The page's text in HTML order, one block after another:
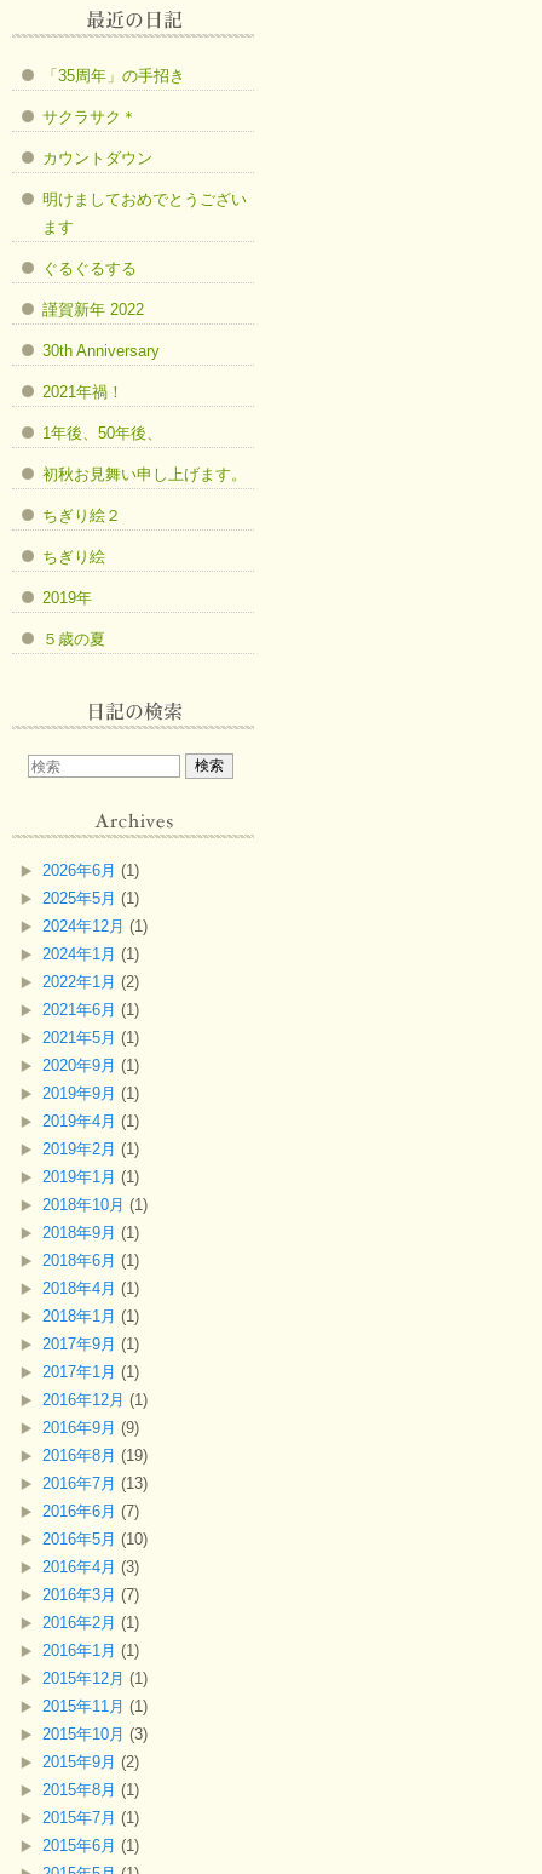
「35周年」の手招き
サクラサク＊
カウントダウン
明けましておめでとうござい
ます
ぐるぐるする
謹賀新年 2022
30th Anniversary
2021年禍！
1年後、50年後、
初秋お見舞い申し上げます。
ちぎり絵２
ちぎり絵
2019年
５歳の夏
2026年6月 (1)
2025年5月 (1)
2024年12月 (1)
2024年1月 (1)
2022年1月 (2)
2021年6月 (1)
2021年5月 (1)
2020年9月 (1)
2019年9月 (1)
2019年4月 (1)
2019年2月 (1)
2019年1月 (1)
2018年10月 (1)
2018年9月 (1)
2018年6月 (1)
2018年4月 (1)
2018年1月 (1)
2017年9月 (1)
2017年1月 (1)
2016年12月 (1)
2016年9月 (9)
2016年8月 (19)
2016年7月 (13)
2016年6月 (7)
2016年5月 (10)
2016年4月 (3)
2016年3月 (7)
2016年2月 (1)
2016年1月 (1)
2015年12月 (1)
2015年11月 (1)
2015年10月 (3)
2015年9月 (2)
2015年8月 (1)
2015年7月 (1)
2015年6月 (1)